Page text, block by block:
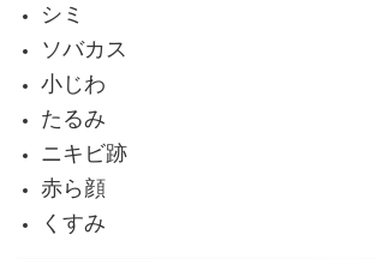
シミ
ソバカス
小じわ
たるみ
ニキビ跡
赤ら顔
くすみ